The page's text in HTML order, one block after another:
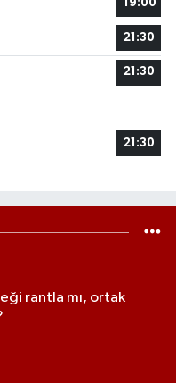
19:00
21:30
21:30
21:30
rantla mı, ortak